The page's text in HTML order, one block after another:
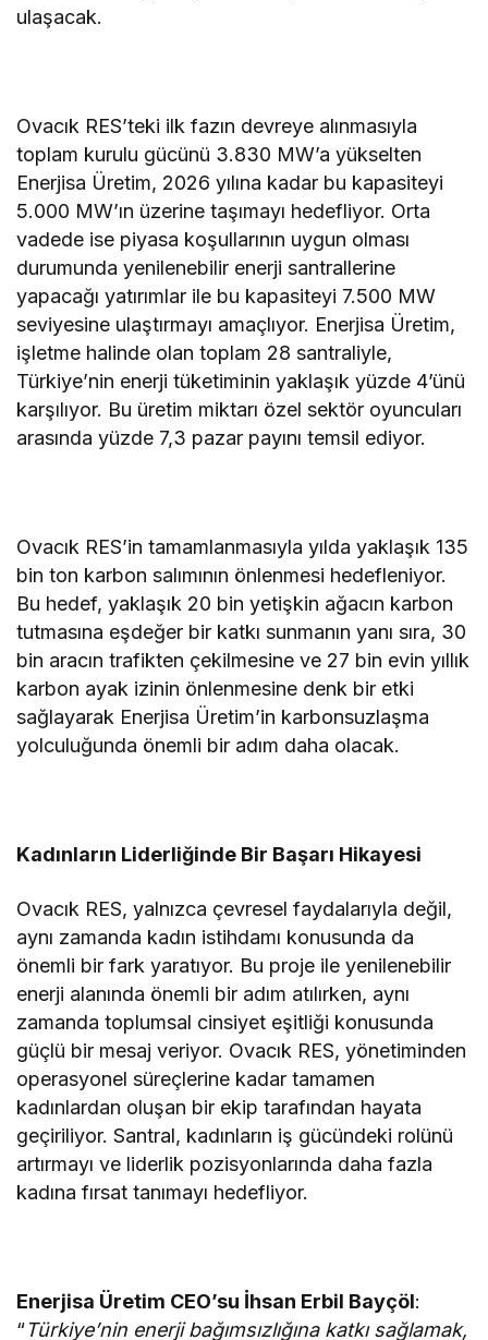
ulaşacak.
Ovacık RES’teki ilk fazın devreye alınmasıyla
toplam kurulu gücünü 3.830 MW’a yükselten
Enerjisa Üretim, 2026 yılına kadar bu kapasiteyi
5.000 MW’ın üzerine taşımayı hedefliyor. Orta
vadede ise piyasa koşullarının uygun olması
durumunda yenilenebilir enerji santrallerine
yapacağı yatırımlar ile bu kapasiteyi 7.500 MW
seviyesine ulaştırmayı amaçlıyor. Enerjisa Üretim,
işletme halinde olan toplam 28 santraliyle,
Türkiye’nin enerji tüketiminin yaklaşık yüzde 4’ünü
karşılıyor. Bu üretim miktarı özel sektör oyuncuları
arasında yüzde 7,3 pazar payını temsil ediyor.
Ovacık RES’in tamamlanmasıyla yılda yaklaşık 135
bin ton karbon salımının önlenmesi hedefleniyor.
Bu hedef, yaklaşık 20 bin yetişkin ağacın karbon
tutmasına eşdeğer bir katkı sunmanın yanı sıra, 30
bin aracın trafikten çekilmesine ve 27 bin evin yıllık
karbon ayak izinin önlenmesine denk bir etki
sağlayarak Enerjisa Üretim’in karbonsuzlaşma
yolculuğunda önemli bir adım daha olacak.
Kadınların Liderliğinde Bir Başarı Hikayesi
Ovacık RES, yalnızca çevresel faydalarıyla değil,
aynı zamanda kadın istihdamı konusunda da
önemli bir fark yaratıyor. Bu proje ile yenilenebilir
enerji alanında önemli bir adım atılırken, aynı
zamanda toplumsal cinsiyet eşitliği konusunda
güçlü bir mesaj veriyor. Ovacık RES, yönetiminden
operasyonel süreçlerine kadar tamamen
kadınlardan oluşan bir ekip tarafından hayata
geçiriliyor. Santral, kadınların iş gücündeki rolünü
artırmayı ve liderlik pozisyonlarında daha fazla
kadına fırsat tanımayı hedefliyor.
Enerjisa Üretim CEO’su İhsan Erbil Bayçöl:
“Türkiye’nin enerji bağımsızlığına katkı sağlamak,